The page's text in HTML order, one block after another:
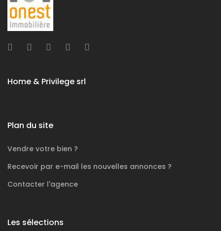
Home & Privilege srl
Plan du site
Vendre votre bien ?
Recevoir par e-mail les nouvelles annonces ?
Contacter l'agence
Les sélections